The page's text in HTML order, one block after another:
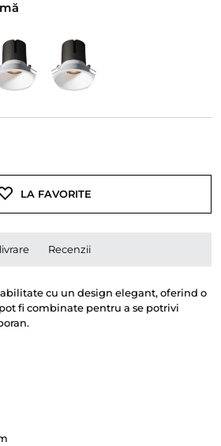
LA FAVORITE
Recenzii
cu un design elegant, oferind o
fi combinate pentru a se potrivi